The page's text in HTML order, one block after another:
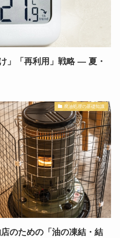
」「再利用」戦略 ― 夏・
廃油処理の基礎知識
のための「油の凍結・結